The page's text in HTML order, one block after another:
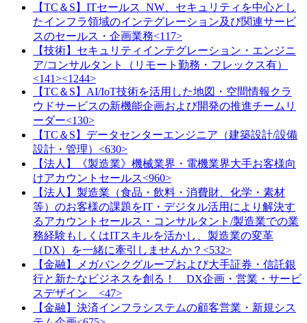
【TC＆S】ITセールス_NW、セキュリティを中心とし
たインフラ領域のインテグレーション及び関連サービ
スのセールス・企画業務<117>
【技術】セキュリティインテグレーション・エンジニ
ア/コンサルタント（リモート勤務・フレックス有）
<141><1244>
【TC＆S】AI/IoT技術を活用した地図・空間情報クラ
ウドサービスの新機能企画および開発の推進チームリ
ーダー<130>
【TC＆S】データセンターエンジニア（建築設計/設備
設計・管理）<630>
【法人】《製造業》機械業界・電機業界大手お客様向
けアカウントセールス<960>
【法人】製造業（食品・飲料・消費財、化学・素材
等）のお客様の課題をIT・デジタル活用により解決す
るアカウントセールス・コンサルタント/製造業での業
務経験もしくはITスキルを活かし、製造業の変革
（DX）を一緒に牽引しませんか？<532>
【金融】メガバンクグループおよび大手証券・信託銀
行と新たなビジネスを創る！ DX企画・営業・サービ
スデザイン <47>
【金融】決済インフラシステムの顧客営業・新規シス